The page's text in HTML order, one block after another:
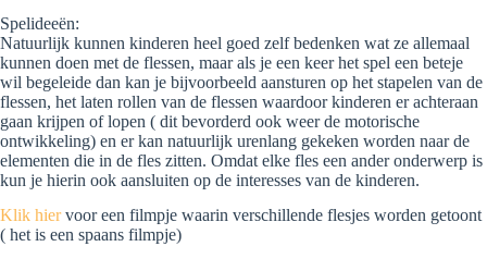
Spelideeën:
Natuurlijk kunnen kinderen heel goed zelf bedenken wat ze allemaal
kunnen doen met de flessen, maar als je een keer het spel een beteje
wil begeleide dan kan je bijvoorbeeld aansturen op het stapelen van de
flessen, het laten rollen van de flessen waardoor kinderen er achteraan
gaan krijpen of lopen ( dit bevorderd ook weer de motorische
ontwikkeling) en er kan natuurlijk urenlang gekeken worden naar de
elementen die in de fles zitten. Omdat elke fles een ander onderwerp is
kun je hierin ook aansluiten op de interesses van de kinderen.
Klik hiervoor een filmpje waarin verschillende flesjes worden getoont
( het is een spaans filmpje)